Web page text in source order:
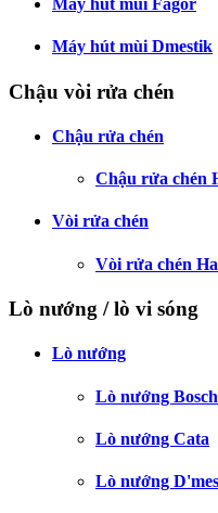
Máy hút mùi Fagor
Máy hút mùi Dmestik
Chậu vòi rửa chén
Chậu rửa chén
Chậu rửa chén
Vòi rửa chén
Vòi rửa chén
Lò nướng / lò vi sóng
Lò nướng
Lò nướng Bosch
Lò nướng Cata
Lò nướng